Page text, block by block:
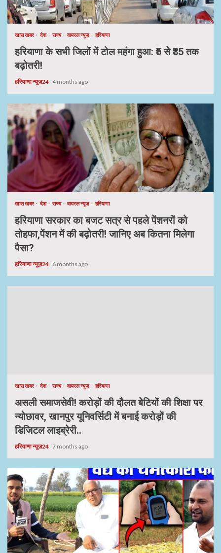
खास खबर देश राज्य वायरल न्यूज़ हरियाणा
हरियाणा के सभी जिलों में टोल महंगा हुआ: ₹5 से ₹35 तक
बढ़ोतरी!
हरियाणा न्यूज़24 4 months ago
खास खबर देश राज्य वायरल न्यूज़ हरियाणा
हरियाणा सरकार का बजट सत्र से पहले पेंशनरों को
तोहफा,पेंशन में की बढ़ोतरी! जानिए अब कितना मिलेगा
पैसा?
हरियाणा न्यूज़24 6 months ago
खास खबर देश राज्य वायरल न्यूज़ हरियाणा
असली समाजसेवी! करोड़ों की दौलत बेटियों की शिक्षा पर
न्योछावर, खानपुर यूनिवर्सिटी में बनाई करोड़ों की
डिजिटल लाइब्रेरी..
हरियाणा न्यूज़24 7 months ago